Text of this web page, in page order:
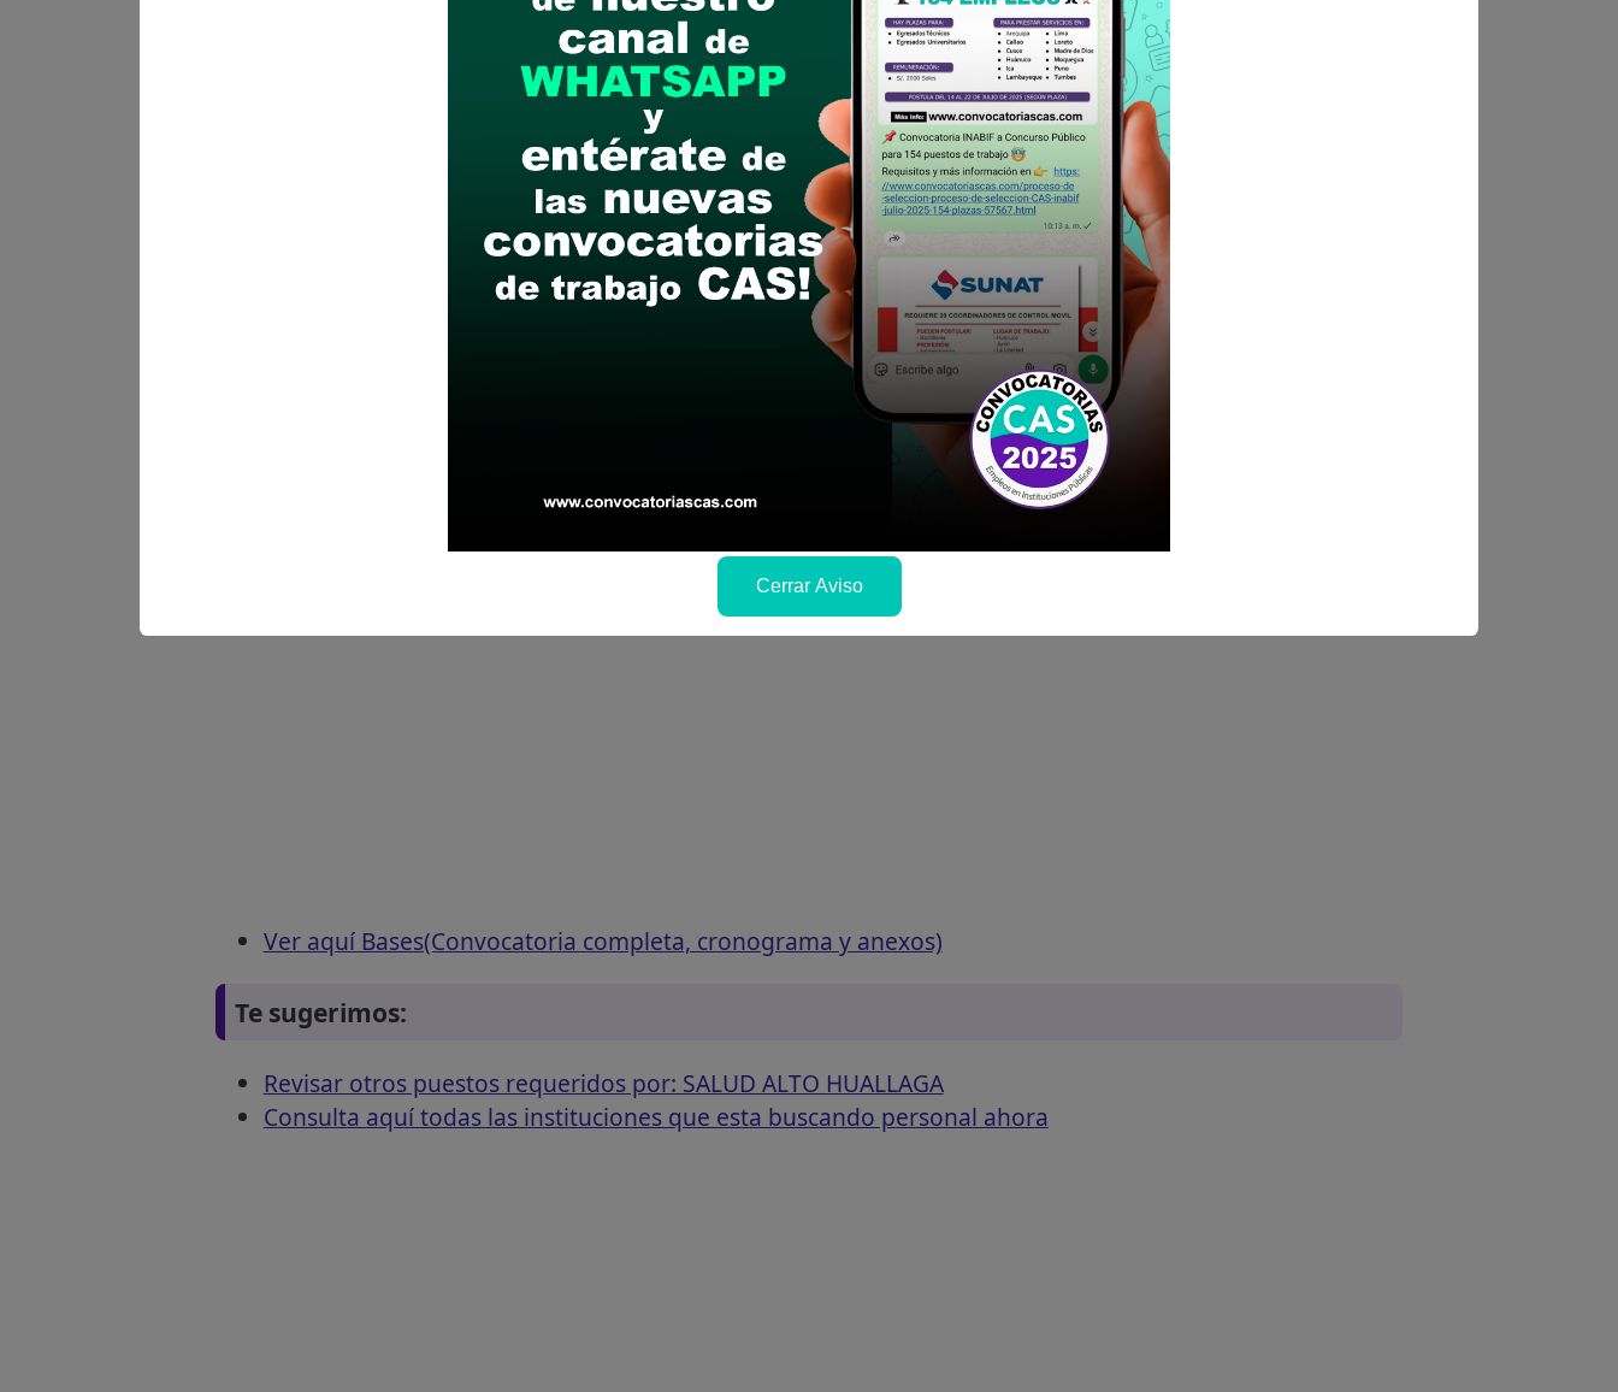
04 y 07 de julio del 2025
Presentación de la documentación (curriculo vitae documentado y anexos) Mesa de
Partes de la Unidad Ejecutora N" 403 Jr. Jorge Chávez Cuadra 7-Tocache-Tocache San Martin.
Recomendaciones para postular
Descarga y revisa a detalle las bases del concurso público
Antes de postular, verifica si cumples con los requisitos para el puesto
Prepara tu documentación y presentalo en la fechas y por los medios que indica las bases
Revisar el cronograma para conocer cuando se publicará los resultados
Ver aquí Bases(Convocatoria completa, cronograma y anexos)
Te sugerimos:
Revisar otros puestos requeridos por: SALUD ALTO HUALLAGA
Consulta aquí todas las instituciones que esta buscando personal ahora
Cerrar Aviso